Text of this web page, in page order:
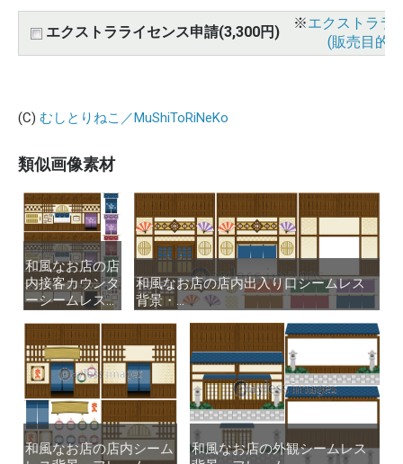
エクストラライセンス申請(3,300円)
※エクストララ
(販売目的
(C) むしとりねこ／MuShiToRiNeKo
類似画像素材
和風なお店の店
内接客カウンタ
ーシームレス...
和風なお店の店
内接客カウンタ
ーシームレス...
和風なお店の店内出入り口シームレス
背景・...
和風なお店の店内出入り口シームレス
背景・...
和風なお店の店内シーム
和風なお店の店内シーム
和風なお店の外観シームレス
和風なお店の外観シームレス